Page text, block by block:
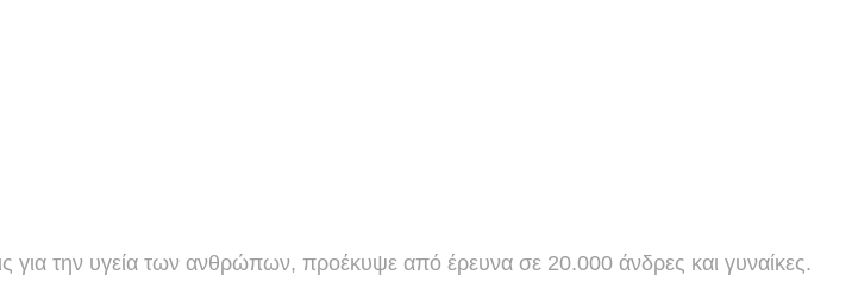
για την υγεία των ανθρώπων, προέκυψε από έρευνα σε 20.000 άνδρες και γυναίκες.